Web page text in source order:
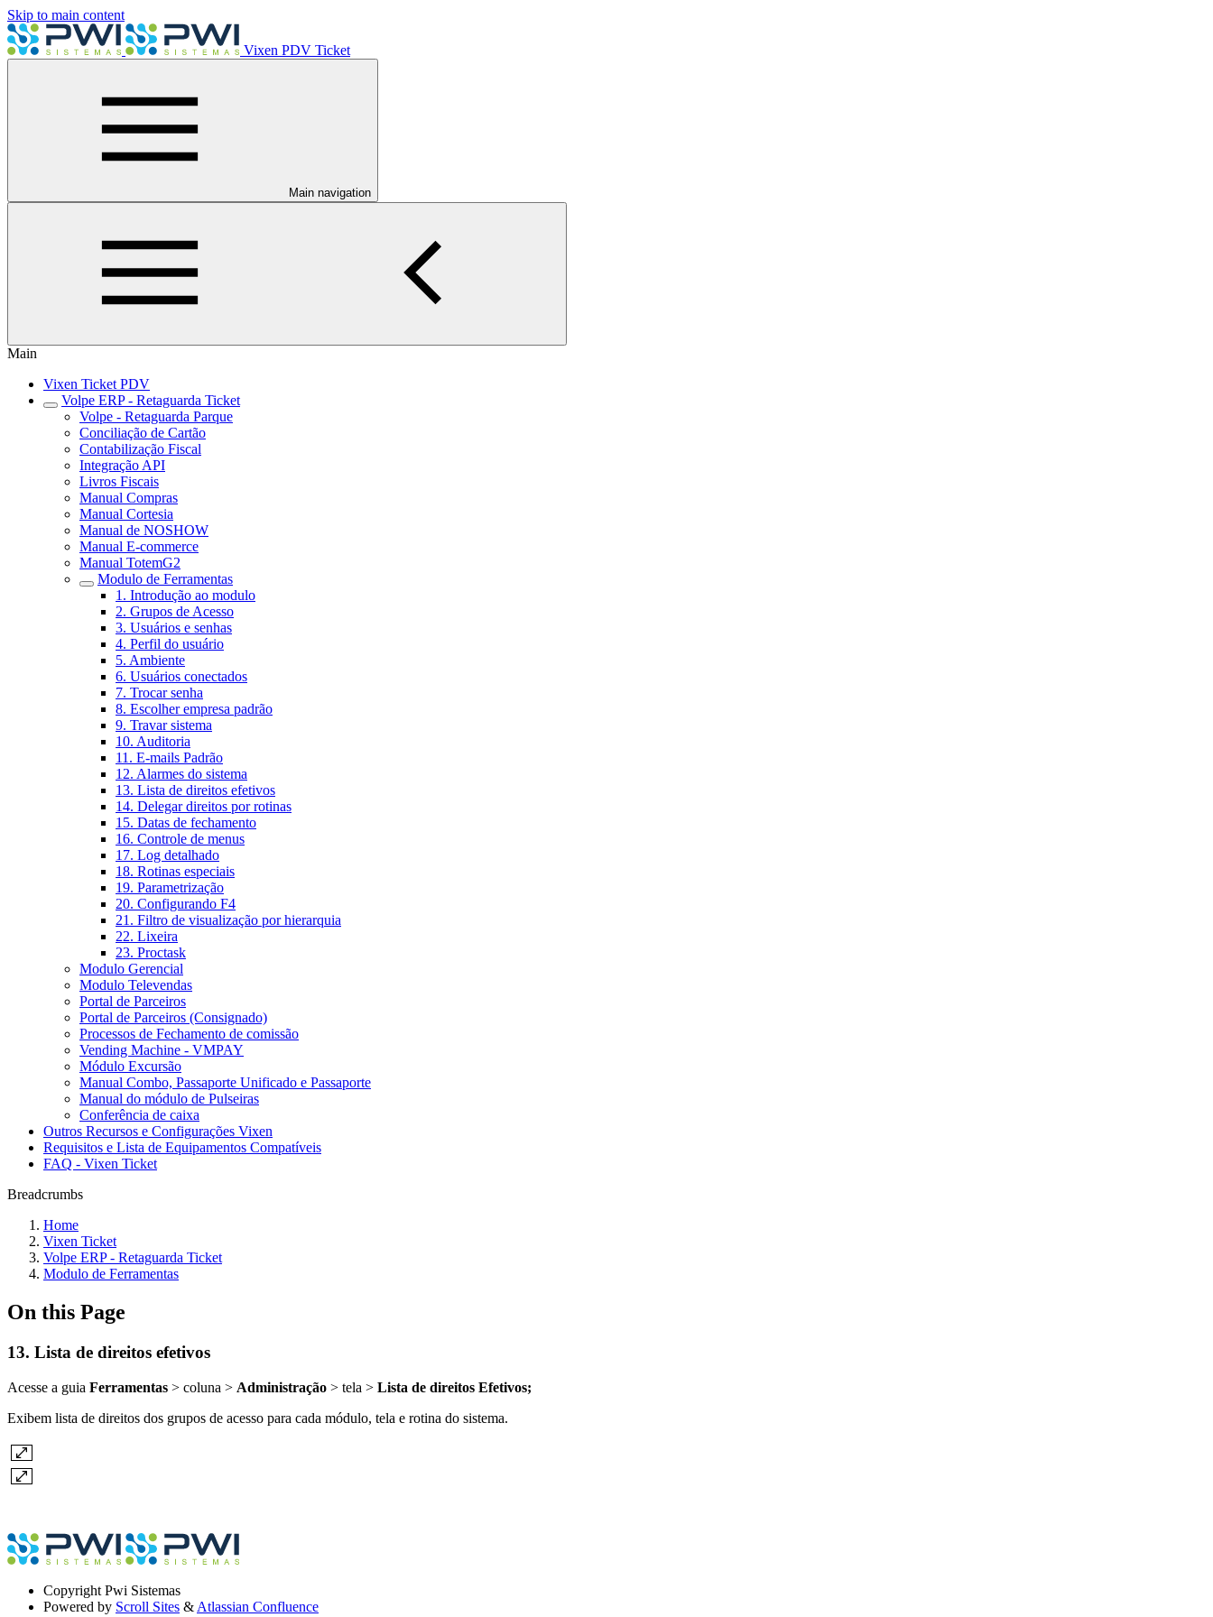
Skip to main content
Vixen PDV Ticket
Main navigation
Main
Vixen Ticket PDV
Volpe ERP - Retaguarda Ticket
Volpe - Retaguarda Parque
Conciliação de Cartão
Contabilização Fiscal
Integração API
Livros Fiscais
Manual Compras
Manual Cortesia
Manual de NOSHOW
Manual E-commerce
Manual TotemG2
Modulo de Ferramentas
1. Introdução ao modulo
2. Grupos de Acesso
3. Usuários e senhas
4. Perfil do usuário
5. Ambiente
6. Usuários conectados
7. Trocar senha
8. Escolher empresa padrão
9. Travar sistema
10. Auditoria
11. E-mails Padrão
12. Alarmes do sistema
13. Lista de direitos efetivos
14. Delegar direitos por rotinas
15. Datas de fechamento
16. Controle de menus
17. Log detalhado
18. Rotinas especiais
19. Parametrização
20. Configurando F4
21. Filtro de visualização por hierarquia
22. Lixeira
23. Proctask
Modulo Gerencial
Modulo Televendas
Portal de Parceiros
Portal de Parceiros (Consignado)
Processos de Fechamento de comissão
Vending Machine - VMPAY
Módulo Excursão
Manual Combo, Passaporte Unificado e Passaporte
Manual do módulo de Pulseiras
Conferência de caixa
Outros Recursos e Configurações Vixen
Requisitos e Lista de Equipamentos Compatíveis
FAQ - Vixen Ticket
Breadcrumbs
Home
Vixen Ticket
Volpe ERP - Retaguarda Ticket
Modulo de Ferramentas
On this Page
13. Lista de direitos efetivos
Acesse a guia Ferramentas > coluna > Administração > tela > Lista de direitos Efetivos;
Exibem lista de direitos dos grupos de acesso para cada módulo, tela e rotina do sistema.
Copyright Pwi Sistemas
Powered by Scroll Sites & Atlassian Confluence